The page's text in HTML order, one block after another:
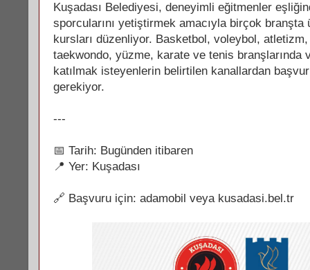
Kuşadası Belediyesi, deneyimli eğitmenler
sporcularını yetiştirmek amacıyla birçok
kursları düzenliyor. Basketbol, voleybol,
taekwondo, yüzme, karate ve tenis branşlarında
katılmak isteyenlerin belirtilen kanallardan
gerekiyor.
---
📅 Tarih: Bugünden itibaren
📍 Yer: Kuşadası
🔗 Başvuru için: adamobil veya kusadasi.bel.tr